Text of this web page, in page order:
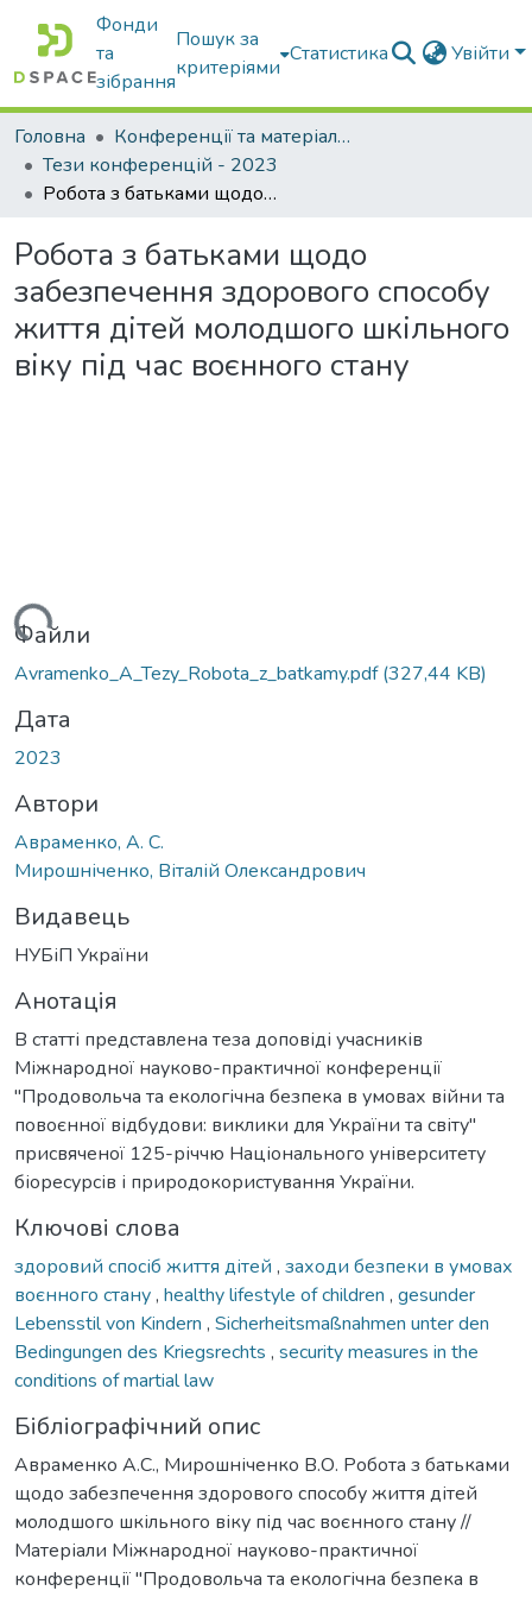
Фонди
та
зібрання
Пошук за
критеріями
Статистика Увійти
Головна
Конференції та матеріали конференцій
Тези конференцій - 2023
Робота з батьками щодо забезпечення здорового способу життя дітей молодшого шкільного віку під час воєнного стану
Робота з батьками щодо
забезпечення здорового способу
життя дітей молодшого шкільного
віку під час воєнного стану
Файли
Avramenko_A_Tezy_Robota_z_batkamy.pdf(327,44 KB)
Дата
2023
Автори
Авраменко, А. С.
Мирошніченко, Віталій Олександрович
Видавець
НУБіП України
Анотація
В статті представлена теза доповіді учасників
Міжнародної науково-практичної конференції
"Продовольча та екологічна безпека в умовах війни та
повоєнної відбудови: виклики для України та світу"
присвяченої 125-річчю Національного університету
біоресурсів і природокористування України.
Ключові слова
здоровий спосіб життя дітей , заходи безпеки в умовах
воєнного стану, healthy lifestyle of children , gesunder
Lebensstil von Kindern , Sicherheitsmaßnahmen unter den
Bedingungen des Kriegsrechts , security measures in the
conditions of martial law
Бібліографічний опис
Авраменко А.С., Мирошніченко В.О. Робота з батьками
щодо забезпечення здорового способу життя дітей
молодшого шкільного віку під час воєнного стану //
Матеріали Міжнародної науково-практичної
конференції "Продовольча та екологічна безпека в